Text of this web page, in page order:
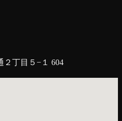
２丁目５−１ 604